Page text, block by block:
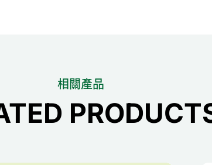
相關產品